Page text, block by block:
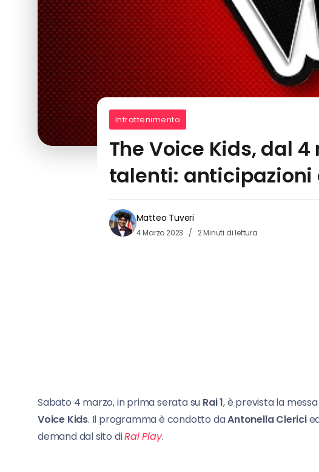
Intrattenimento
The Voice Kids, dal
talenti: anticipazioni
Matteo Tuveri
4 Marzo 2023 2 Minuti di lettura
Sabato 4 marzo, in prima serata su Rai 1, è prevista la
Voice Kids. Il programma è condotto daAntonella Clerici
demand dal sito diRai Play.